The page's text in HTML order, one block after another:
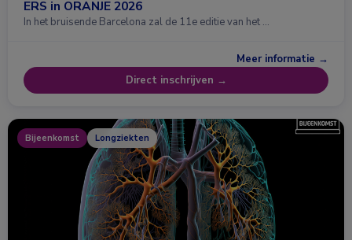
ERS in ORANJE 2026
In het bruisende Barcelona zal de 11e editie van het …
Meer informatie →
Direct inschrijven →
Bijeenkomst Longziekten